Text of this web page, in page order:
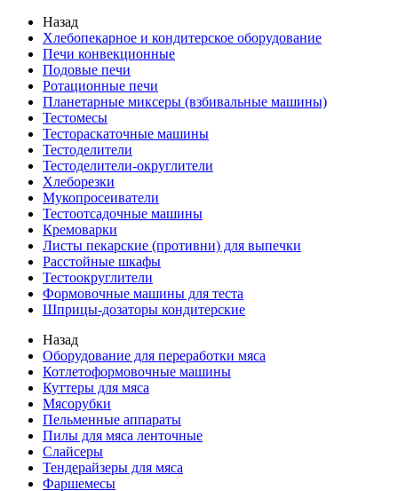
Назад
Хлебопекарное и кондитерское оборудование
Печи конвекционные
Подовые печи
Ротационные печи
Планетарные миксеры (взбивальные машины)
Тестомесы
Тестораскаточные машины
Тестоделители
Тестоделители-округлители
Хлеборезки
Мукопросеиватели
Тестоотсадочные машины
Кремоварки
Листы пекарские (противни) для выпечки
Расстойные шкафы
Тестоокруглители
Формовочные машины для теста
Шприцы-дозаторы кондитерские
Назад
Оборудование для переработки мяса
Котлетоформовочные машины
Куттеры для мяса
Мясорубки
Пельменные аппараты
Пилы для мяса ленточные
Слайсеры
Тендерайзеры для мяса
Фаршемесы